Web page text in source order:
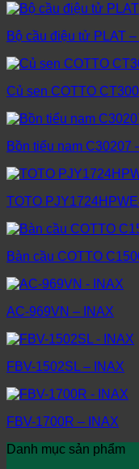
Bộ cầu điệu tử PLAT
Củ sen COTTO
Bồn tiểu nam C30207
TOTO
Bàn cầu COTTO
AC-969VN – INAX
FBV-1502SL – INAX
FBV-1700R – INAX
Danh mục sản phẩm